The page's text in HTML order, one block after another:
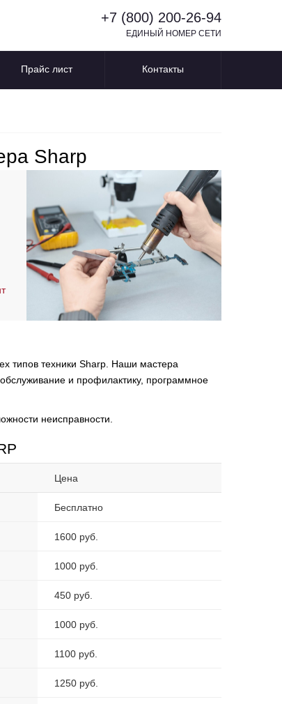
+7 (800) 200-26-94
ЕДИНЫЙ НОМЕР СЕТИ
Прайс лист Контакты
Sharp
типов техники Sharp. Наши мастера
и профилактику, программное
неисправности.
Цена
Бесплатно
1600 руб.
1000 руб.
450 руб.
1000 руб.
1100 руб.
1250 руб.